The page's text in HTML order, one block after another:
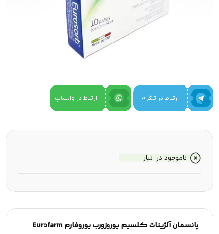
ارتباط در تلگرام ارتباط در واتساپ
پانسمان آلژینات کلسیم یوروزورب یوروفارم Eurofarm
ناموجود در انبار